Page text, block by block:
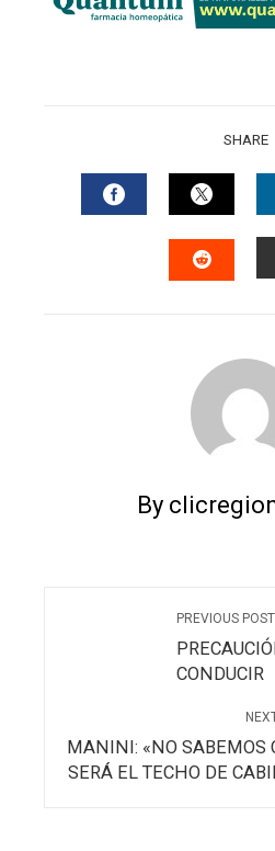
SHARE
FACEBOOK
By
PREVIOUS POST
CONDUCIR
MANINI: «NO SABEMOS
SERÁ EL TECHO DE